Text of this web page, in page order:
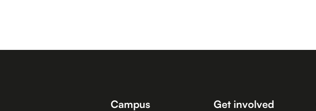
Campus Get involved